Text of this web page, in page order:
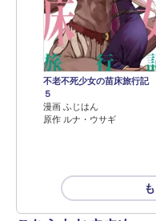
不老不死少女の苗床旅行記
５
漫画 ふじはん
原作 ルナ・ウサギ